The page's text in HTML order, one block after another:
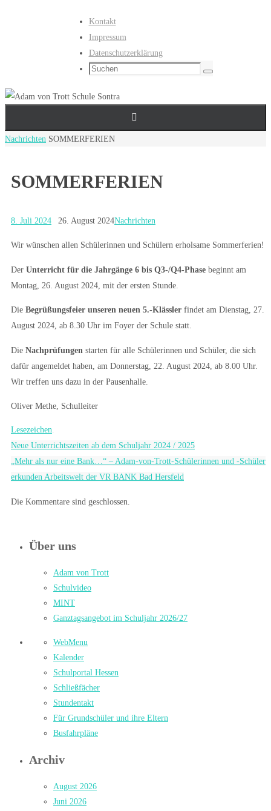
Kontakt
Impressum
Datenschutzerklärung
Suchen
Suchen
Start
Nachrichten SOMMERFERIEN
SOMMERFERIEN
8. Juli 2024 26. August 2024Nachrichten
Wir wünschen allen Schülerinnen und Schülern erholsame Sommerferien!
Der Unterricht für die Jahrgänge 6 bis Q3-/Q4-Phase beginnt am
Montag, 26. August 2024, mit der ersten Stunde.
Die Begrüßungsfeier unseren neuen 5.-Klässler findet am Dienstag, 27.
August 2024, ab 8.30 Uhr im Foyer der Schule statt.
Die Nachprüfungen starten für alle Schülerinnen und Schüler, die sich
dafür angemeldet haben, am Donnerstag, 22. August 2024, ab 8.00 Uhr.
Wir treffen uns dazu in der Pausenhalle.
Oliver Methe, Schulleiter
Lesezeichen.
Neue Unterrichtszeiten ab dem Schuljahr 2024 / 2025
„Mehr als nur eine Bank…“ – Adam-von-Trott-Schülerinnen und -Schüler
erkunden Arbeitswelt der VR BANK Bad Hersfeld
Die Kommentare sind geschlossen.
Über uns
Adam von Trott
Schulvideo
MINT
Ganztagsangebot im Schuljahr 2026/27
WebMenu
Kalender
Schulportal Hessen
Schließfächer
Stundentakt
Für Grundschüler und ihre Eltern
Busfahrpläne
Archiv
August 2026
Juni 2026